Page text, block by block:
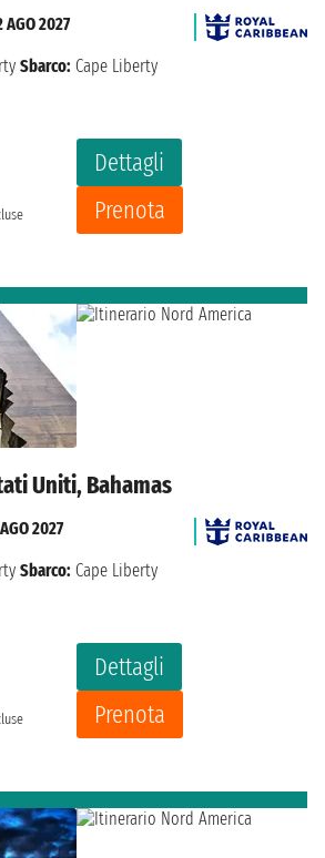
Dettagli
Prenota
AGO 2027
Sbarco: Cape Liberty
Uniti, Bahamas
Dettagli
Prenota
2027
Sbarco: Cape Liberty